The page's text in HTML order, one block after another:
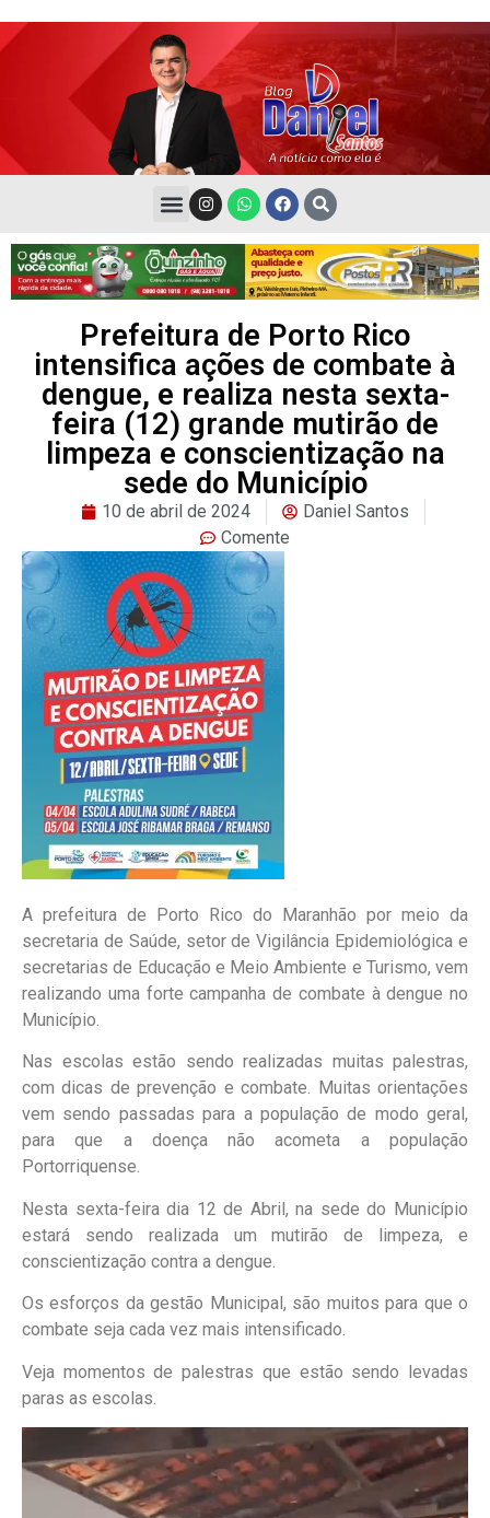
Prefeitura de Porto Rico
intensifica ações de combate à
dengue, e realiza nesta sexta-
feira (12) grande mutirão de
limpeza e conscientização na
sede do Município
10 de abril de 2024
Daniel Santos
Comente
A prefeitura de Porto Rico do Maranhão por meio da
secretaria de Saúde, setor de Vigilância Epidemiológica e
secretarias de Educação e Meio Ambiente e Turismo, vem
realizando uma forte campanha de combate à dengue no
Município.
Nas escolas estão sendo realizadas muitas palestras,
com dicas de prevenção e combate. Muitas orientações
vem sendo passadas para a população de modo geral,
para que a doença não acometa a população
Portorriquense.
Nesta sexta-feira dia 12 de Abril, na sede do Município
estará sendo realizada um mutirão de limpeza, e
conscientização contra a dengue.
Os esforços da gestão Municipal, são muitos para que o
combate seja cada vez mais intensificado.
Veja momentos de palestras que estão sendo levadas
paras as escolas.
de
vídeo